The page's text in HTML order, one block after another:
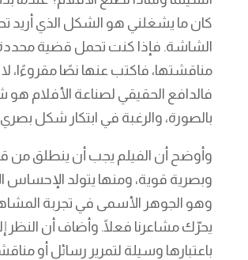
كان ما يشغلني هو الشكل الذي أريد
الشاشة. فإذا كنت تحمل قضية محددة
مناقشتها، فاكتب عنها نصًا مقروءًا، لا
فالدافع الحقيقي لصناعة الأفلام
بالصورة، والرغبة في ابتكار شكل
وأوضح أن الفيلم يجب أن ينطلق من
وبصرية قوية، ومنها يتولد الإحساس
وهو الجوهر الأسمى في تجربة
يحرّك مشاعرنا فعلًا. وأضاف أن النظر
باعتبارها وسيلة لتمرير رسائل أو